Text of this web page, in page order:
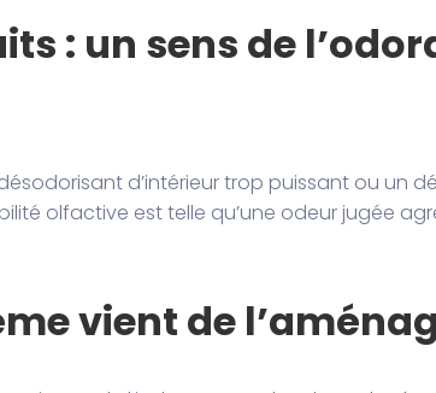
: un sens de
d’intérieur trop puissant ou un
olfactive est telle qu’une odeur jugée
vient de